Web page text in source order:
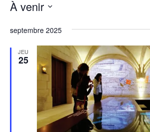
Évènements
À venir
une
date.
septembre 2025
JEU
25